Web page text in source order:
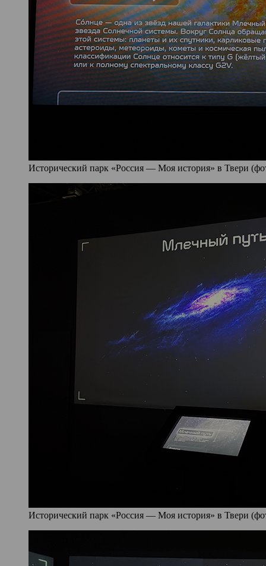
Исторический парк «Россия — Моя история» в Твери
Исторический парк «Россия — Моя история» в Твери